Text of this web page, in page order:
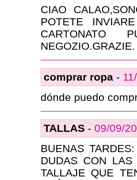
CIAO
POTETE
CARTONATO
NEGOZIO.GRAZIE.
comprar ropa -
dónde puedo
TALLAS - 09/09/
BUENAS
DUDAS CON
TALLAJE QUE